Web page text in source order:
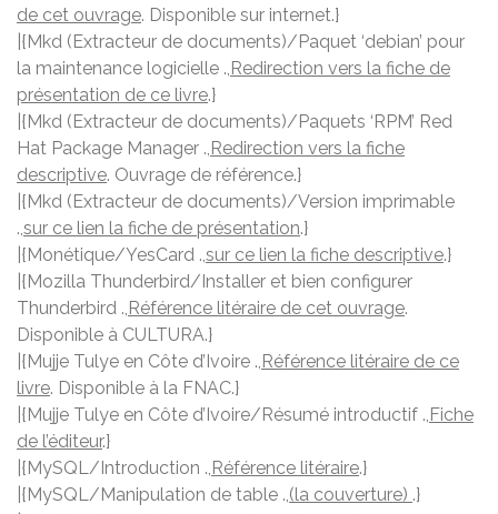
de cet ouvrage. Disponible sur internet.}
|{Mkd (Extracteur de documents)/Paquet ‘debian’ pour
la maintenance logicielle ., Redirection vers la fiche de
présentation de ce livre.}
|{Mkd (Extracteur de documents)/Paquets ‘RPM’ Red
Hat Package Manager ., Redirection vers la fiche
descriptive. Ouvrage de référence.}
|{Mkd (Extracteur de documents)/Version imprimable
., sur ce lien la fiche de présentation.}
|{Monétique/YesCard ., sur ce lien la fiche descriptive.}
|{Mozilla Thunderbird/Installer et bien configurer
Thunderbird ., Référence litéraire de cet ouvrage.
Disponible à CULTURA.}
|{Mujje Tulye en Côte d’Ivoire ., Référence litéraire de ce
livre. Disponible à la FNAC.}
|{Mujje Tulye en Côte d’Ivoire/Résumé introductif ., Fiche
de l’éditeur.}
|{MySQL/Introduction ., Référence litéraire.}
|{MySQL/Manipulation de table ., (la couverture) .}